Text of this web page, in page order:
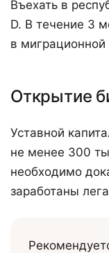
Въехать в
D. В течение 3
в
Открытие
Уставной
не менее 300
необходимо
заработаны